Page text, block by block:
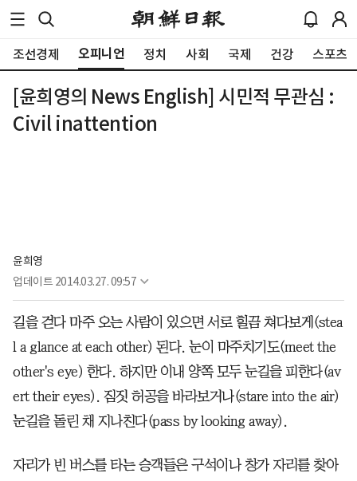
조선경제 오피니언 정치 사회 국제 건강 스포츠
[윤희영의 News English] 시민적 무관심 :
Civil inattention
윤희영
업데이트 2014.03.27. 09:57
길을 걷다 마주 오는 사람이 있으면 서로 힐끔 쳐다보게(stea
l a glance at each other) 된다. 눈이 마주치기도(meet the
other's eye) 한다. 하지만 이내 양쪽 모두 눈길을 피한다(av
ert their eyes). 짐짓 허공을 바라보거나(stare into the air)
눈길을 돌린 채 지나친다(pass by looking away).
자리가 빈 버스를 타는 승객들은 구석이나 창가 자리를 찾아